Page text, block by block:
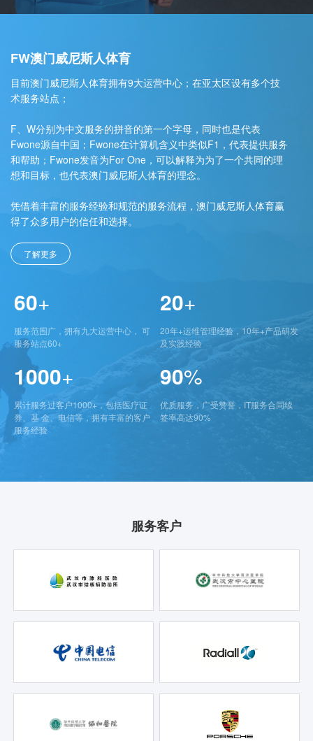
FW澳门威尼斯人体育
目前澳门威尼斯人体育拥有9大运营中心；在亚太区设有多个技
术服务站点；
F、W分别为中文服务的拼音的第一个字母，同时也是代表
Fwone源自中国；Fwone在计算机含义中类似F1，代表提供服务
和帮助；Fwone发音为For One，可以解释为为了一个共同的理
想和目标，也代表澳门威尼斯人体育的理念。
凭借着丰富的服务经验和规范的服务流程，澳门威尼斯人体育赢
得了众多用户的信任和选择。
了解更多
60+
服务范围广，拥有九大运营中心， 可
服务站点60+
20+
20年+运维管理经验，10年+产品研发
及实践经验
1000+
累计服务过客户1000+，包括医疗证
券、基 金、电信等，拥有丰富的客户
服务经验
90%
优质服务，广受赞誉，IT服务合同续
签率高达90%
服务客户